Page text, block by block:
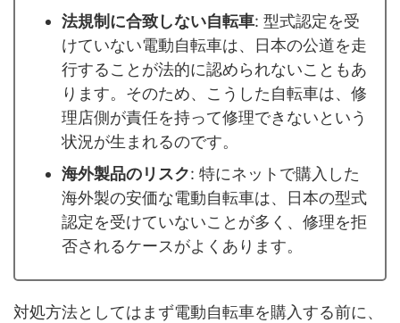
法規制に合致しない自転車: 型式認定を受
けていない電動自転車は、日本の公道を走
行することが法的に認められないこともあ
ります。そのため、こうした自転車は、修
理店側が責任を持って修理できないという
状況が生まれるのです。
海外製品のリスク: 特にネットで購入した
海外製の安価な電動自転車は、日本の型式
認定を受けていないことが多く、修理を拒
否されるケースがよくあります。
対処方法としてはまず電動自転車を購入する前に、